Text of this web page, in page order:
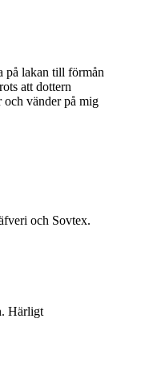
på lakan till förmån
att dottern
och vänder på mig
och Sovtex.
Härligt